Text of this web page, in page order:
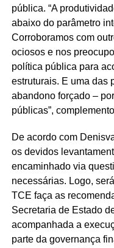
pública. “A
abaixo do parâmetro
Corroboramos com
ociosos e nos
política pública para
estruturais. E uma das
abandono forçado –
públicas”,
De acordo com
os devidos
encaminhado via
necessárias. Logo,
TCE faça as
Secretaria de Estado
acompanhada a
parte da governança